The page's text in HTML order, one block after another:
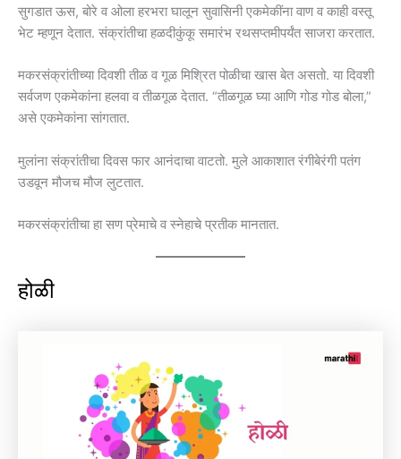
सुगडात ऊस, बोरे व ओला हरभरा घालून सुवासिनी एकमेकींना वाण व काही वस्तू
भेट म्हणून देतात. संक्रांतीचा हळदीकुंकू समारंभ रथसप्तमीपर्यंत साजरा करतात.
मकरसंक्रांतीच्या दिवशी तीळ व गूळ मिश्रित पोळीचा खास बेत असतो. या दिवशी
सर्वजण एकमेकांना हलवा व तीळगूळ देतात. “तीळगूळ घ्या आणि गोड गोड बोला,”
असे एकमेकांना सांगतात.
मुलांना संक्रांतीचा दिवस फार आनंदाचा वाटतो. मुले आकाशात रंगीबेरंगी पतंग
उडवून मौजच मौज लुटतात.
मकरसंक्रांतीचा हा सण प्रेमाचे व स्नेहाचे प्रतीक मानतात.
होळी